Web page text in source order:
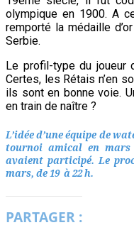
olympique en 1900. A
remporté la médaille
Serbie.
Le profil-type du joueur
Certes, les Rétais n’en
ils sont en bonne voie.
en train de naître ?
L’idée d’une équipe de
tournoi amical en mars
avaient participé.Le
mars, de 19 à 22 h.
PARTAGER :